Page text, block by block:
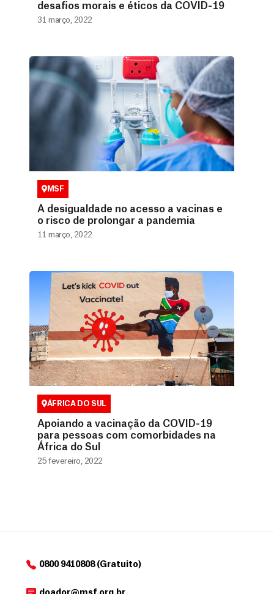
desafios morais e éticos da COVID-19
31 março, 2022
MSF
A desigualdade no acesso a vacinas e
o risco de prolongar a pandemia
11 março, 2022
ÁFRICA DO SUL
Apoiando a vacinação da COVID-19
para pessoas com comorbidades na
África do Sul
25 fevereiro, 2022
0800 9410808 (Gratuito)